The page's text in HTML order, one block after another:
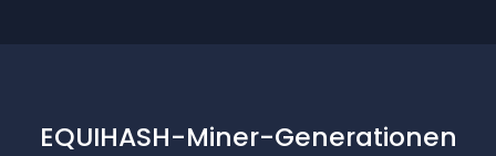
EQUIHASH-Miner-Generationen